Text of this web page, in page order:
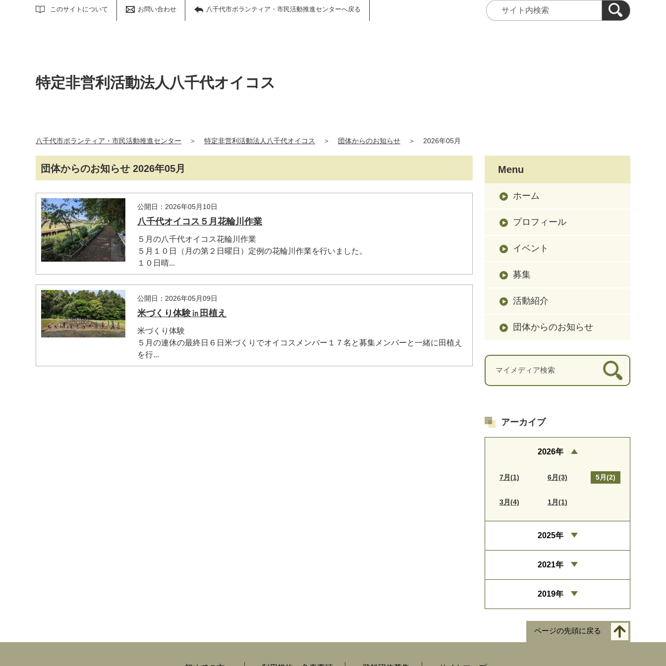
このサイトについて お問い合わせ 八千代市ボランティア・市民活動推進センターへ戻る
サイト内検索
特定非営利活動法人八千代オイコス
八千代市ボランティア・市民活動推進センター ＞ 特定非営利活動法人八千代オイコス ＞ 団体からのお知らせ ＞ 2026年05月
団体からのお知らせ 2026年05月
公開日：2026年05月10日
八千代オイコス５月花輪川作業
５月の八千代オイコス花輪川作業
５月１０日（月の第２日曜日）定例の花輪川作業を行いました。
１０日晴...
公開日：2026年05月09日
米づくり体験㏌田植え
米づくり体験
５月の連休の最終日６日米づくりでオイコスメンバー１７名と募集メンバーと一緒に田植え
を行...
Menu
ホーム
プロフィール
イベント
募集
活動紹介
団体からのお知らせ
アーカイブ
2026年
7月(1) 6月(3) 5月(2)
3月(4) 1月(1)
2025年
2021年
2019年
ページの先頭に戻る